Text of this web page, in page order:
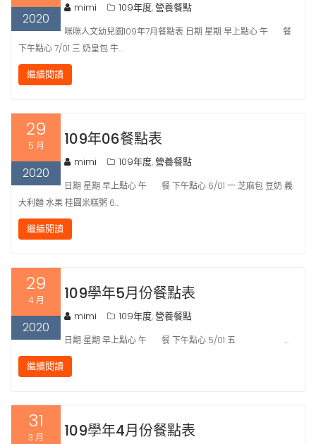
2020
mimi 109年度,營養餐點
咪咪人文幼兒園109年7月餐點表 日期 星期 早上點心 午 餐
下午點心 7/01 三 奶皇包 牛…
繼續閱讀
29
5 月
2020
109年06餐點表
mimi 109年度,營養餐點
日期 星期 早上點心 午 餐 下午點心 6/01 一 芝麻包 豆奶 義
大利麵 水果 桂圓米糕粥 6…
繼續閱讀
29
4 月
2020
109學年5月份餐點表
mimi 109年度,營養餐點
日期 星期 早上點心 午 餐 下午點心 5/01 五 …
繼續閱讀
31
3 月 109學年4月份餐點表